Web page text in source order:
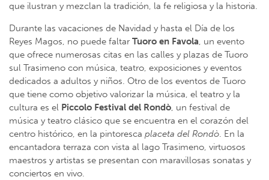
que ilustran y mezclan la tradición, la fe religiosa y la historia.
Durante las vacaciones de Navidad y hasta el Día de los
Reyes Magos, no puede faltar Tuoro en Favola, un evento
que ofrece numerosas citas en las calles y plazas de Tuoro
sul Trasimeno con música, teatro, exposiciones y eventos
dedicados a adultos y niños. Otro de los eventos de Tuoro
que tiene como objetivo valorizar la música, el teatro y la
cultura es el Piccolo Festival del Rondò, un festival de
música y teatro clásico que se encuentra en el corazón del
centro histórico, en la pintoresca placeta del Rondò. En la
encantadora terraza con vista al lago Trasimeno, virtuosos
maestros y artistas se presentan con maravillosas sonatas y
conciertos en vivo.